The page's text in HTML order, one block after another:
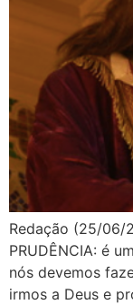
Redação (25/06/
PRUDÊNCIA: é
nós devemos
irmos a Deus e